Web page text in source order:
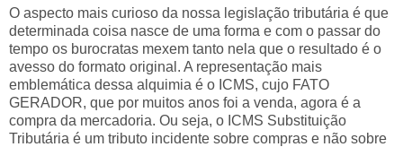
O aspecto mais curioso da nossa legislação tributária é que
determinada coisa nasce de uma forma e com o passar do
tempo os burocratas mexem tanto nela que o resultado é o
avesso do formato original. A representação mais
emblemática dessa alquimia é o ICMS, cujo FATO
GERADOR, que por muitos anos foi a venda, agora é a
compra da mercadoria. Ou seja, o ICMS Substituição
Tributária é um tributo incidente sobre compras e não sobre